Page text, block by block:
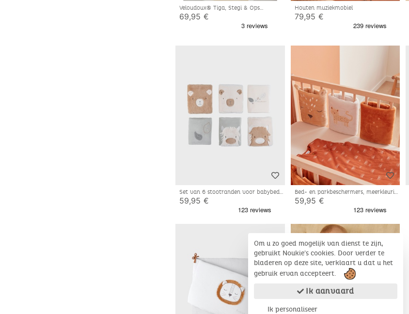
Veloudoux® Tiga, Stegi & Ops
bedomrander, ecru
69,95 €
Houten muziekmobiel
79,95 €
Set van 6 stootranden voor babybed
en park
59,95 €
Bed- en parkbeschermers, meerkleurig
59,95 €
Om u zo goed mogelijk van dienst te zijn,
gebruikt Noukie's cookies. Door verder te
bladeren op deze site, verklaart u dat u het
gebruik ervan accepteert.
Ik aanvaard
Ik personaliseer